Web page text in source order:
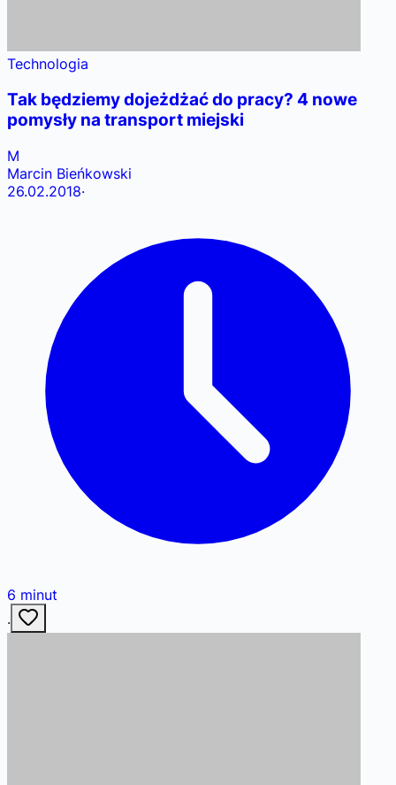
Technologia
Tak będziemy dojeżdżać do pracy? 4 nowe
pomysły na transport miejski
M
Marcin Bieńkowski
26.02.2018·
6 minut
·